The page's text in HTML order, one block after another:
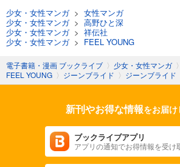
少女・女性マンガ> 女性マンガ
少女・女性マンガ> 高野ひと深
少女・女性マンガ> 祥伝社
少女・女性マンガ> FEEL YOUNG
電子書籍・漫画 ブックライブ 〉 少女・女性マンガ 〉
FEEL YOUNG 〉 ジーンブライド 〉 ジーンブライド
新刊やお得な情報をお届け
ブックライブアプリ
アプリの通知でお得情報を受け